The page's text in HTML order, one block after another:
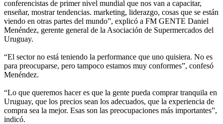
conferencistas de primer nivel mundial que nos van a capacitar,
enseñar, mostrar tendencias. marketing, liderazgo, cosas que se están
viendo en otras partes del mundo”, explicó a FM GENTE Daniel
Menéndez, gerente general de la Asociación de Supermercados del
Uruguay.
“El sector no está teniendo la performance que uno quisiera. No es
para preocuparse, pero tampoco estamos muy conformes”, confesó
Menéndez.
“Lo que queremos hacer es que la gente pueda comprar tranquila en
Uruguay, que los precios sean los adecuados, que la experiencia de
compra sea la mejor. Esas son las preocupaciones más importantes”,
indicó.